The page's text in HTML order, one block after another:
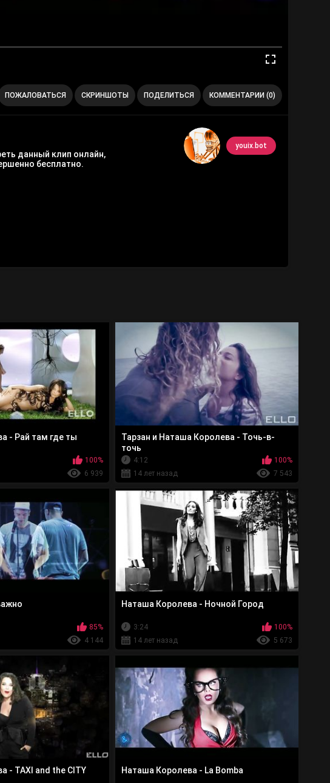
ПОЖАЛОВАТЬСЯ СКРИНШОТЫ ПОДЕЛИТЬСЯ КОММЕНТАРИИ (0)
youix.bot
данный клип онлайн,
бесплатно.
- Рай там где ты
100%
6 939
Тарзан и Наташа Королева - Точь-в-
точь
4:12
100%
14 лет назад
7 543
85%
4 144
Наташа Королева - Ночной Город
3:24
100%
14 лет назад
5 673
- TAXI and the СITY Наташа Королева - La Bomba